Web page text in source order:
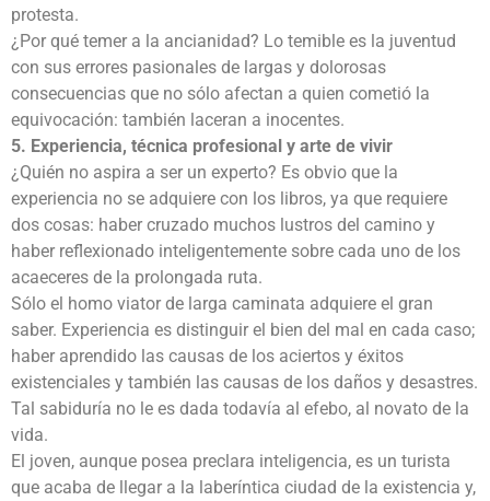
protesta.
¿Por qué temer a la ancianidad? Lo temible es la juventud
con sus errores pasionales de largas y dolorosas
consecuencias que no sólo afectan a quien cometió la
equivocación: también laceran a inocentes.
5. Experiencia, técnica profesional y arte de vivir
¿Quién no aspira a ser un experto? Es obvio que la
experiencia no se adquiere con los libros, ya que requiere
dos cosas: haber cruzado muchos lustros del camino y
haber reflexionado inteligentemente sobre cada uno de los
acaeceres de la prolongada ruta.
Sólo el homo viator de larga caminata adquiere el gran
saber. Experiencia es distinguir el bien del mal en cada caso;
haber aprendido las causas de los aciertos y éxitos
existenciales y también las causas de los daños y desastres.
Tal sabiduría no le es dada todavía al efebo, al novato de la
vida.
El joven, aunque posea preclara inteligencia, es un turista
que acaba de llegar a la laberíntica ciudad de la existencia y,